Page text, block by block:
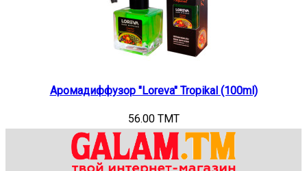
Аромадиффузор "Loreva" Tropikal (100ml)
56.00 TMT